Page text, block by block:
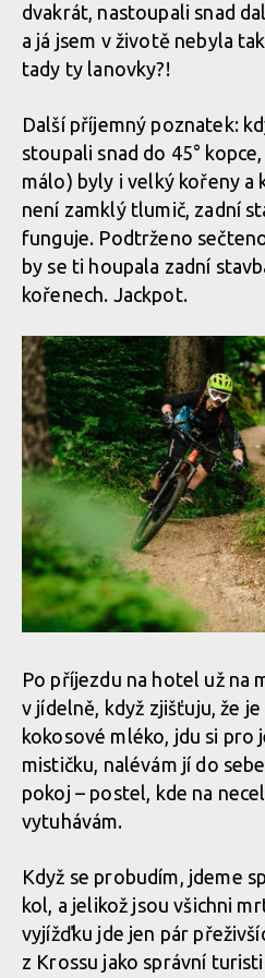
dvakrát, nastoupali snad
a já jsem v životě nebyla
tady ty lanovky?!
Další příjemný poznatek:
stoupali snad do 45°
málo) byly i velký kořeny a
není zamklý tlumič, zadní
funguje. Podtrženo
by se ti houpala zadní
kořenech. Jackpot.
Po příjezdu na hotel už na
v jídelně, když zjišťuju, že
kokosové mléko, jdu si pro
mističku, nalévám jí do
pokoj – postel, kde na
vytuhávám.
Když se probudím, jdeme
kol, a jelikož jsou všichni
vyjížďku jde jen pár
z Krossu jako správní